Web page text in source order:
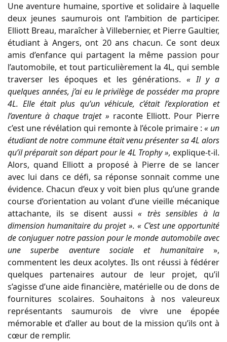
Une aventure humaine, sportive et solidaire à laquelle
deux jeunes saumurois ont l’ambition de participer.
Elliott Breau, maraîcher à Villebernier, et Pierre Gaultier,
étudiant à Angers, ont 20 ans chacun. Ce sont deux
amis d’enfance qui partagent la même passion pour
l’automobile, et tout particulièrement la 4L, qui semble
traverser les époques et les générations. « Il y a
quelques années, j’ai eu le privilège de posséder ma propre
4L. Elle était plus qu’un véhicule, c’était l’exploration et
l’aventure à chaque trajet » raconte Elliott. Pour Pierre
c’est une révélation qui remonte à l’école primaire : « un
étudiant de notre commune était venu présenter sa 4L alors
qu’il préparait son départ pour le 4L Trophy », explique-t-il.
Alors, quand Elliott a proposé à Pierre de se lancer
avec lui dans ce défi, sa réponse sonnait comme une
évidence. Chacun d’eux y voit bien plus qu’une grande
course d’orientation au volant d’une vieille mécanique
attachante, ils se disent aussi« très sensibles à la
dimension humanitaire du projet ». « C’est une opportunité
de conjuguer notre passion pour le monde automobile avec
une superbe aventure sociale et humanitaire»,
commentent les deux acolytes. Ils ont réussi à fédérer
quelques partenaires autour de leur projet, qu’il
s’agisse d’une aide financière, matérielle ou de dons de
fournitures scolaires. Souhaitons à nos valeureux
représentants saumurois de vivre une épopée
mémorable et d’aller au bout de la mission qu’ils ont à
cœur de remplir.